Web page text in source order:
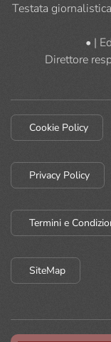
Testata
• |
Direttore
Cookie Policy
Privacy Policy
Termini e
SiteMap